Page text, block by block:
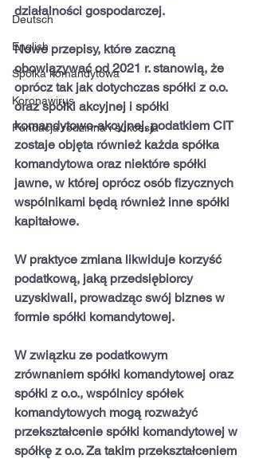
Deutsch
English
Spółka komandytowa
Koronawirus
Fundacja rodzinna i sukcesja
działalności gospodarczej.
Nowe przepisy, które zaczną
obowiązywać od 2021 r. stanowią, że
oprócz tak jak dotychczas spółki z o.o.
oraz spółki akcyjnej i spółki
komandytowo-akcyjnej, podatkiem CIT
zostaje objęta również każda spółka
komandytowa oraz niektóre spółki
jawne, w której oprócz osób fizycznych
wspólnikami będą również inne spółki
kapitałowe.
W praktyce zmiana likwiduje korzyść
podatkową, jaką przedsiębiorcy
uzyskiwali, prowadząc swój biznes w
formie spółki komandytowej.
W związku ze podatkowym
zrównaniem spółki komandytowej oraz
spółki z o.o., wspólnicy spółek
komandytowych mogą rozważyć
przekształcenie spółki komandytowej w
spółkę z o.o. Za takim przekształceniem